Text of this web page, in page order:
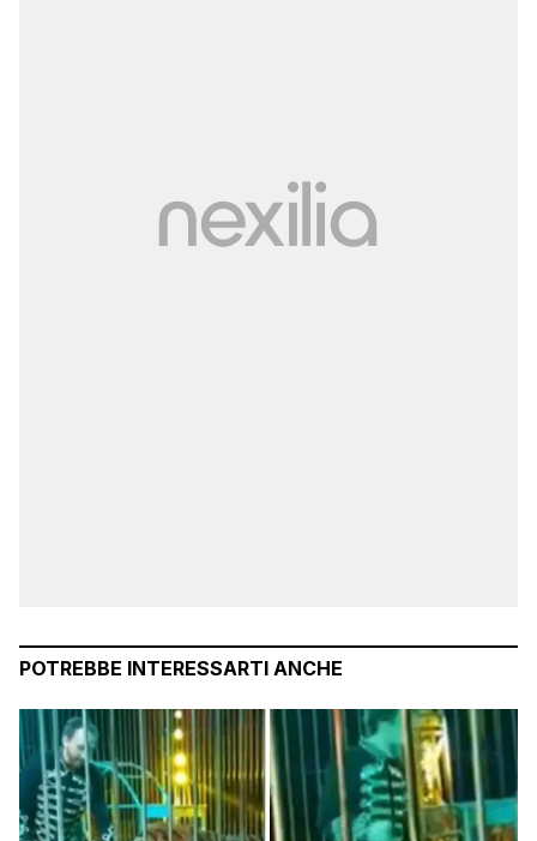
POTREBBE INTERESSARTI ANCHE